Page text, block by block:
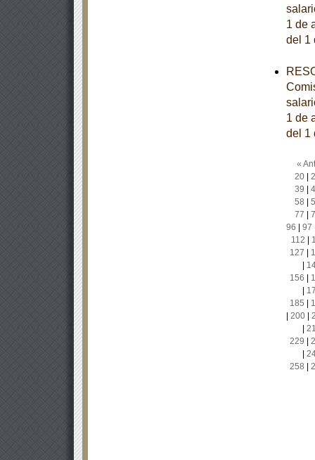
1 de
del 1
1 de
del 1
«
20|
39
58
77
96
97
112
127
156
185
200|
229
258